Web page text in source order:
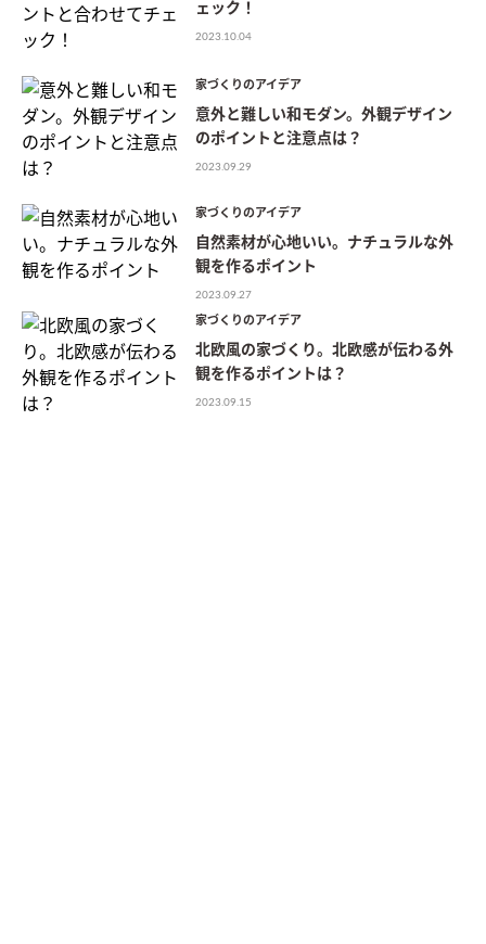
ェック！
2023.10.04
家づくりのアイデア
意外と難しい和モダン。外観デザイン
のポイントと注意点は？
2023.09.29
家づくりのアイデア
自然素材が心地いい。ナチュラルな外
観を作るポイント
2023.09.27
家づくりのアイデア
北欧風の家づくり。北欧感が伝わる外
観を作るポイントは？
2023.09.15